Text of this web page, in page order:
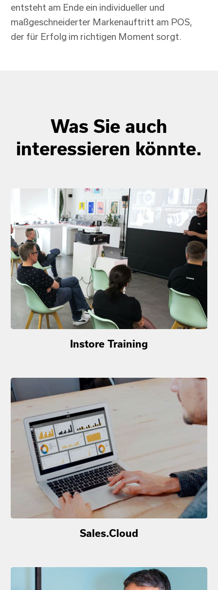
entsteht am Ende ein individueller und
maßgeschneiderter Markenauftritt am POS,
der für Erfolg im richtigen Moment sorgt.
Was Sie auch
interessieren könnte.
Instore Training
Sales.Cloud